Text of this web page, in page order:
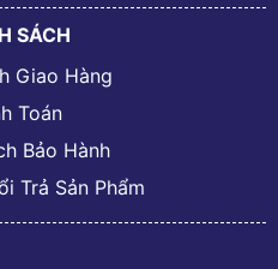
SÁCH
Giao Hàng
Toán
Bảo Hành
Trả Sản Phẩm